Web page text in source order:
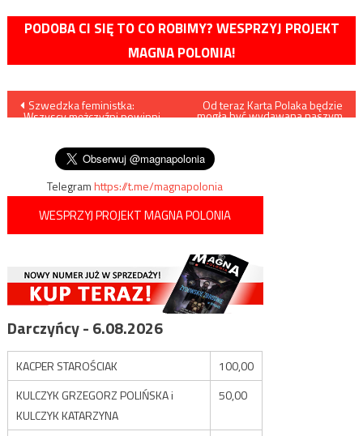
PODOBA CI SIĘ TO CO ROBIMY? WESPRZYJ PROJEKT
MAGNA POLONIA!
Nawigacja
Szwedzka feministka:
„Wszyscy mężczyźni powinni
Od teraz Karta Polaka będzie
mogła być wydawana naszym
Telegramhttps://t.me/magnapolonia
WESPRZYJ PROJEKT MAGNA POLONIA
Darczyńcy - 6.08.2026
KACPER STAROŚCIAK
100,00
KULCZYK GRZEGORZ POLIŃSKA i
KULCZYK KATARZYNA
50,00